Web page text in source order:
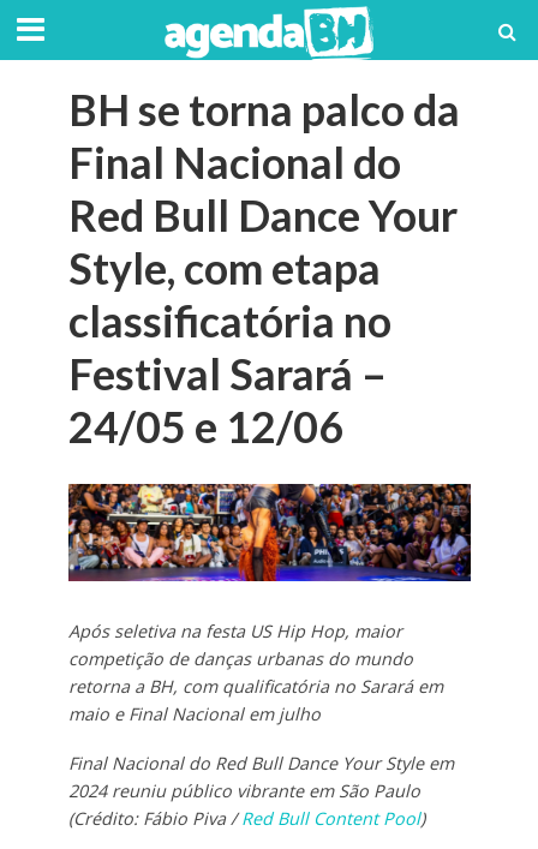
BH se torna palco da
Final Nacional do
Red Bull Dance Your
Style, com etapa
classificatória no
Festival Sarará –
24/05 e 12/06
Após seletiva na festa US Hip Hop, maior
competição de danças urbanas do mundo
retorna a BH, com qualificatória no Sarará em
maio e Final Nacional em julho
Final Nacional do Red Bull Dance Your Style em
2024 reuniu público vibrante em São Paulo
(Crédito: Fábio Piva /Red Bull Content Pool)